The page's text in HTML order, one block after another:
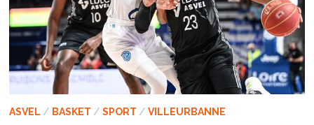
ASVEL / BASKET / SPORT / VILLEURBANNE